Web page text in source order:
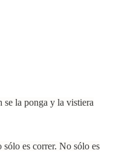
se la ponga y la vistiera
sólo es correr. No sólo es